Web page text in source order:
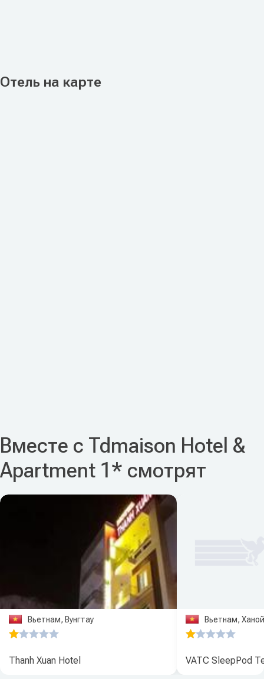
Отель на карте
Вместе с Tdmaison Hotel &
Apartment 1* смотрят
Вьетнам, Вунгтау
Thanh Xuan Hotel
Вьетнам, Ханой
VATC SleepPod